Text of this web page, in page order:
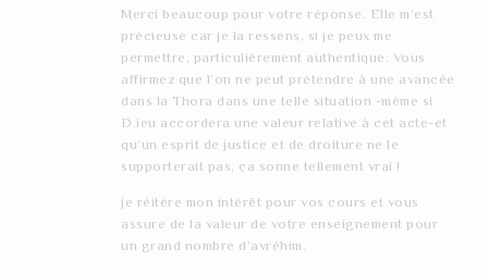
Merci beaucoup pour votre réponse. Elle m’est
précieuse car je la ressens, si je peux me
permettre, particulièrement authentique. Vous
affirmez que l’on ne peut prétendre à une avancée
dans la Thora dans une telle situation -même si
D.ieu accordera une valeur relative à cet acte-et
qu’un esprit de justice et de droiture ne le
supporterait pas, ça sonne tellement vrai !
je réitère mon intérêt pour vos cours et vous
assure de la valeur de votre enseignement pour
un grand nombre d’avréhim.